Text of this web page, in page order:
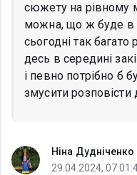
сюжету на рівному
можна, що ж буде в
сьогодні так
десь в середині
і певно потрібно б
змусити
Ніна Дудніченко
29.04.2024,